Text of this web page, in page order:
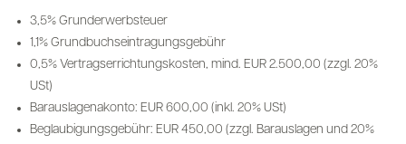
3,5% Grunderwerbsteuer
1,1% Grundbuchseintragungsgebühr
0,5% Vertragserrichtungskosten, mind. EUR 2.500,00 (zzgl. 20%
USt)
Barauslagenakonto: EUR 600,00 (inkl. 20% USt)
Beglaubigungsgebühr: EUR 450,00 (zzgl. Barauslagen und 20%